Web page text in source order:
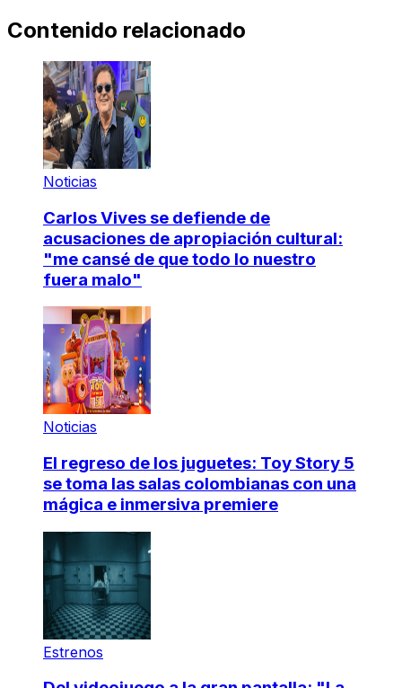
Contenido relacionado
Noticias
Carlos Vives se defiende de
acusaciones de apropiación cultural:
"me cansé de que todo lo nuestro
fuera malo"
Noticias
El regreso de los juguetes: Toy Story 5
se toma las salas colombianas con una
mágica e inmersiva premiere
Estrenos